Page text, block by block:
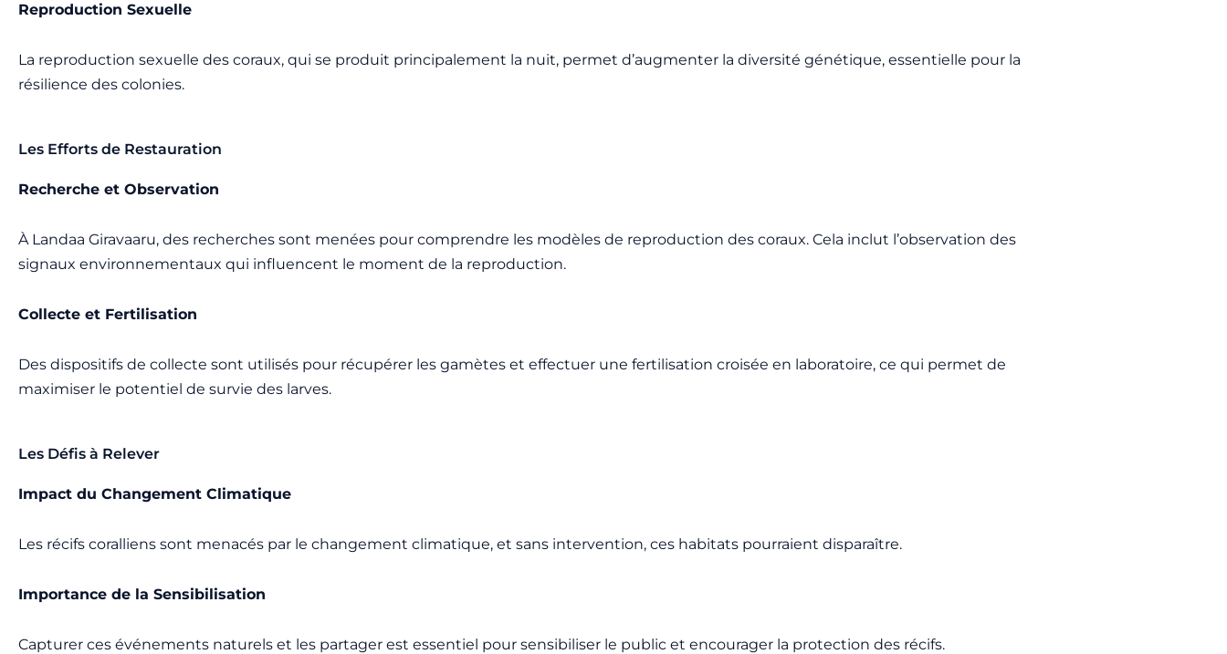
Reproduction Sexuelle
La reproduction sexuelle des coraux, qui se produit principalement la nuit, permet d’augmenter la diversité génétique, essentielle pour la
résilience des colonies.
Les Efforts de Restauration
Recherche et Observation
À Landaa Giravaaru, des recherches sont menées pour comprendre les modèles de reproduction des coraux. Cela inclut l’observation des
signaux environnementaux qui influencent le moment de la reproduction.
Collecte et Fertilisation
Des dispositifs de collecte sont utilisés pour récupérer les gamètes et effectuer une fertilisation croisée en laboratoire, ce qui permet de
maximiser le potentiel de survie des larves.
Les Défis à Relever
Impact du Changement Climatique
Les récifs coralliens sont menacés par le changement climatique, et sans intervention, ces habitats pourraient disparaître.
Importance de la Sensibilisation
Capturer ces événements naturels et les partager est essentiel pour sensibiliser le public et encourager la protection des récifs.